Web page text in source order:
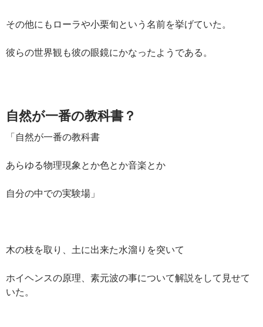
その他にもローラや小栗旬という名前を挙げていた。
彼らの世界観も彼の眼鏡にかなったようである。
自然が一番の教科書？
「自然が一番の教科書
あらゆる物理現象とか色とか音楽とか
自分の中での実験場」
木の枝を取り、土に出来た水溜りを突いて
ホイヘンスの原理、素元波の事について解説をして見せて
いた。